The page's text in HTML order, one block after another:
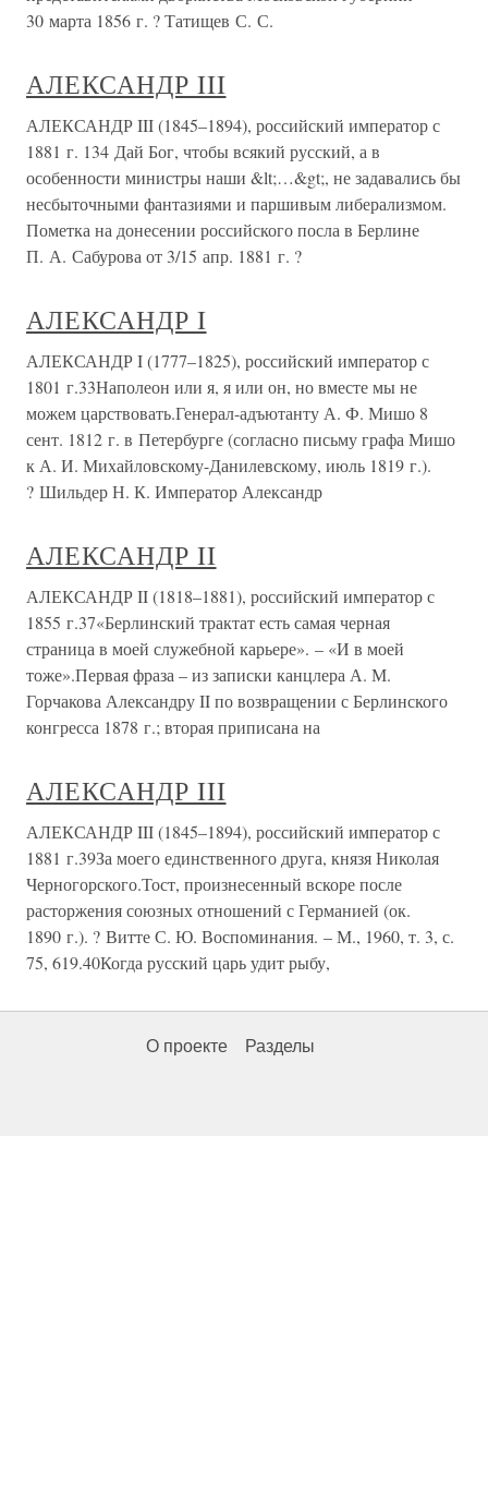
30 марта 1856 г. ? Татищев С. С.
АЛЕКСАНДР III
АЛЕКСАНДР III (1845–1894), российский император с
1881 г. 134 Дай Бог, чтобы всякий русский, а в
особенности министры наши &lt;…&gt;, не задавались бы
несбыточными фантазиями и паршивым либерализмом.
Пометка на донесении российского посла в Берлине
П. А. Сабурова от 3/15 апр. 1881 г. ?
АЛЕКСАНДР I
АЛЕКСАНДР I (1777–1825), российский император с
1801 г.33Наполеон или я, я или он, но вместе мы не
можем царствовать.Генерал-адъютанту А. Ф. Мишо 8
сент. 1812 г. в Петербурге (согласно письму графа Мишо
к А. И. Михайловскому-Данилевскому, июль 1819 г.).
? Шильдер Н. К. Император Александр
АЛЕКСАНДР II
АЛЕКСАНДР II (1818–1881), российский император с
1855 г.37«Берлинский трактат есть самая черная
страница в моей служебной карьере». – «И в моей
тоже».Первая фраза – из записки канцлера А. М.
Горчакова Александру II по возвращении с Берлинского
конгресса 1878 г.; вторая приписана на
АЛЕКСАНДР III
АЛЕКСАНДР III (1845–1894), российский император с
1881 г.39За моего единственного друга, князя Николая
Черногорского.Тост, произнесенный вскоре после
расторжения союзных отношений с Германией (ок.
1890 г.). ? Витте С. Ю. Воспоминания. – М., 1960, т. 3, с.
75, 619.40Когда русский царь удит рыбу,
О проекте Разделы